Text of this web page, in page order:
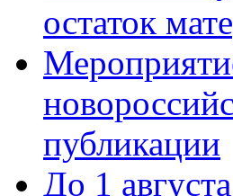
остаток
публикации
До 1